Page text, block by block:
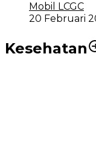
Mobil LCGC
20 Februari
Kesehatan